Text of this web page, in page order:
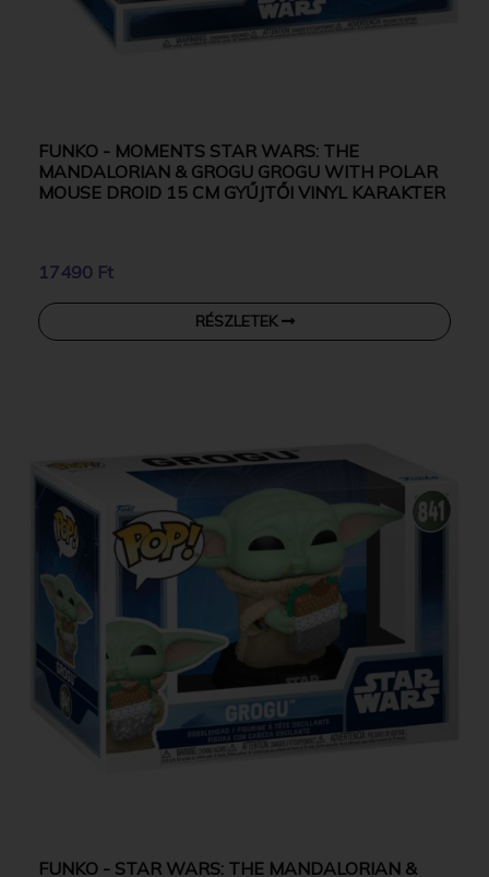
FUNKO - MOMENTS STAR WARS: THE
MANDALORIAN & GROGU GROGU WITH POLAR
MOUSE DROID 15 CM GYŰJTŐI VINYL KARAKTER
17490 Ft
RÉSZLETEK
FUNKO - STAR WARS: THE MANDALORIAN &